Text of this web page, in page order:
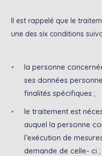
Il est rappelé que le
une des six conditions
la personne
ses données
finalités spécifiques ;
le traitement est
auquel la personne
l’exécution de
demande de celle- ci ;